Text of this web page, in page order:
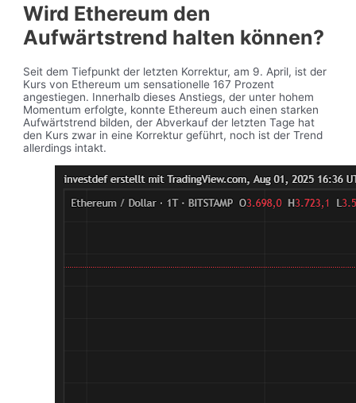
Wird Ethereum den
Aufwärtstrend halten können?
Seit dem Tiefpunkt der letzten Korrektur, am 9. April, ist der
Kurs von Ethereum um sensationelle 167 Prozent
angestiegen. Innerhalb dieses Anstiegs, der unter hohem
Momentum erfolgte, konnte Ethereum auch einen starken
Aufwärtstrend bilden, der Abverkauf der letzten Tage hat
den Kurs zwar in eine Korrektur geführt, noch ist der Trend
allerdings intakt.